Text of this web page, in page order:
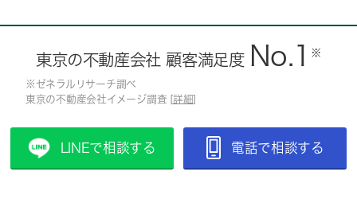
東京の不動産会社 顧客満足度 No.1 ※
※ゼネラルリサーチ調べ
東京の不動産会社イメージ調査 [ 詳細
LINEで相談する 電話で相談する